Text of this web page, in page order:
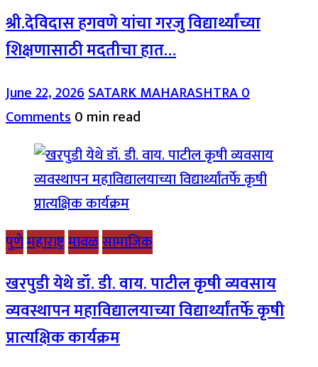
श्री.देविदास हगवणे यांचा गरजु विद्यार्थ्यांच्या
शिक्षणासाठी मदतीचा हात…
June 22, 2026SATARK MAHARASHTRA0
Comments0 min read
पुणेमहाराष्ट्रमावळसामाजिक
खरपुडी येथे डॉ. डी. वाय. पाटील कृषी व्यवसाय
व्यवस्थापन महाविद्यालयाच्या विद्यार्थ्यांतर्फे कृषी
प्रात्यक्षिक कार्यक्रम